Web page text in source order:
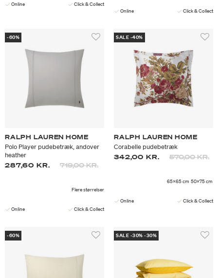
Online Click & Collect
Online Click & Collect
-60%
RALPH LAUREN HOME
Polo Player pudebetræk, andover
heather
287,60 KR.
Prisen er nedsat fra
719,00 KR.til
Flere størrelser
Online Click & Collect
SALE -40%
RALPH LAUREN HOME
Corabelle pudebetræk
342,00 KR.
Prisen er
570,00 KR.til
65x65 cm 50x75 cm
Online Click & Collect
-60% SALE -30% -30%